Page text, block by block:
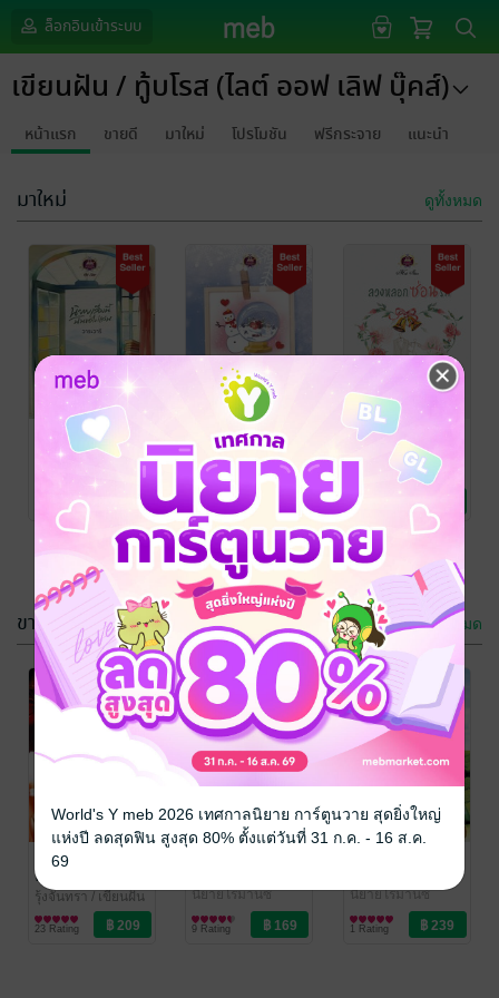
ล็อกอินเข้าระบบ
เขียนฝัน / ทู้บโรส (ไลต์ ออฟ เลิฟ บุ๊คส์)
หน้าแรก ขายดี มาใหม่ โปรโมชัน ฟรีกระจาย แนะนำ
มาใหม่ ดูทั้งหมด
นิยายเรื่องนี้ฉัน
ขอไม่เล่น
วาระวารี/ เขียนฝัน /
ทู้บโรส (ไลต์ ออฟ
เลิฟ บุ๊คส์)
นิยายรัก
40 Rating
รักแรกแปลกรัก
(ซีรีส์ชุด หอมรัก
ลำดับที่ 3)
วาระวารี
/ เขียนฝัน /
ทู้บโรส (ไลต์ ออฟ
เลิฟ บุ๊คส์)
นิยายรัก
56 Rating
ลวงหลอกซ่อน
วาระวารี/ เขียนฝัน /
ทู้บโรส (ไลต์ ออฟ
เลิฟ บุ๊คส์)
นิยายรัก
73 Rating
ฝันหวาน ขอ
ไหม
อิม ดาดา / เขียนฝัน
/ ทู้บโรส (ไลต์ ออฟ
เลิฟ บุ๊คส์)
22 Rating
เพียงรักพรางใจ
วาระวารี/ เขียนฝัน /
ทู้บโรส (ไลต์ ออฟ
เลิฟ บุ๊คส์)
36 Rating
ขายดี ดูทั้งหมด
เพลิงพ่ายไฟ
ตะวัน
รุ้งจันทรา / เขียนฝัน
/ ทู้บโรส (ไลต์ ออฟ
เลิฟ บุ๊คส์)
นิยายโรมานซ์
23 Rating
เขียนฝัน / ทู้บโรส
(ไลต์ ออฟ เลิฟ บุ๊ค
ส์)
นิยายโรมานซ์
9 Rating
/ เขียนฝัน /
ทู้บโรส (ไลต์ ออฟ
เลิฟ บุ๊คส์)
นิยายโรมานซ์
1 Rating
World's Y meb 2026 เทศกาลนิยาย การ์ตูนวาย สุดยิ่งใหญ่
แห่งปี ลดสุดฟิน สูงสุด 80% ตั้งแต่วันที่ 31 ก.ค. - 16 ส.ค.
69